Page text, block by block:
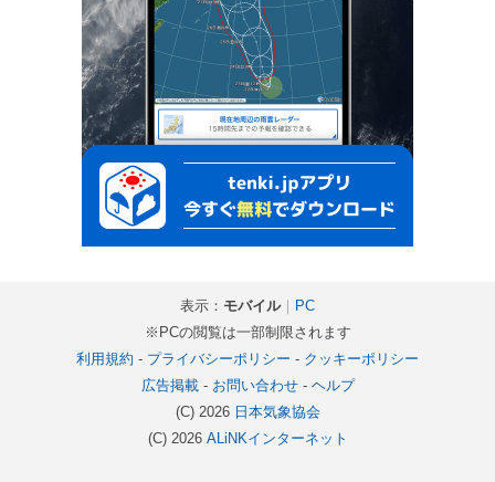
表示： モバイル｜ PC
※PCの閲覧は一部制限されます
利用規約 - プライバシーポリシー - クッキーポリシー
広告掲載- お問い合わせ- ヘルプ
(C) 2026 日本気象協会
(C) 2026 ALiNKインターネット